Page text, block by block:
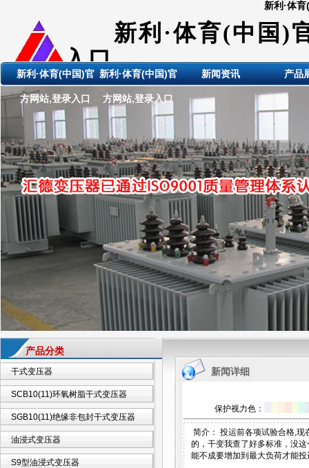
新利·体
新利·体育(中国)
入口
ShanDong HuiDE
新利·体育(中国)官
方网站,登录入口
新利·体育(中国)官
方网站,登录入口
新闻资讯 产品
产品分类
干式变压器
SCB10(11)环氧树脂干式变压器
SGB10(11)绝缘非包封干式变压器
油浸式变压器
S9型油浸式变压器
新闻详细
保护视力色：
简介： 投运前各项试验合格,
的，干变我查了好多标准，没
能不成要增加到最大负荷才能